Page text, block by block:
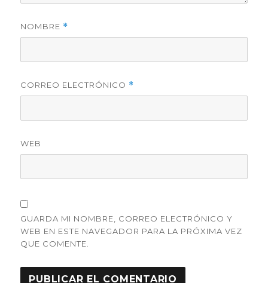
NOMBRE *
CORREO ELECTRÓNICO *
WEB
GUARDA MI NOMBRE, CORREO ELECTRÓNICO Y
WEB EN ESTE NAVEGADOR PARA LA PRÓXIMA VEZ
QUE COMENTE.